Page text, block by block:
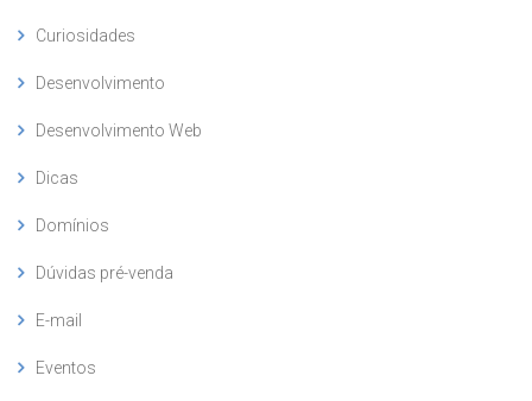
Curiosidades
Desenvolvimento
Desenvolvimento Web
Dicas
Domínios
Dúvidas pré-venda
E-mail
Eventos